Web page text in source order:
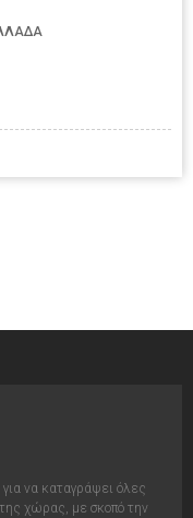
να καταγράψει όλες
της χώρας, με σκοπό την